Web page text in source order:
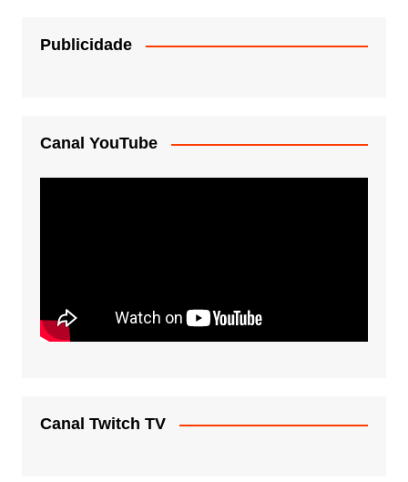
Publicidade
Canal YouTube
Canal Twitch TV